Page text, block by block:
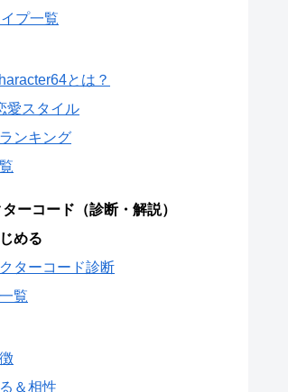
プ一覧
とは？
愛スタイル
ンキング
ーコード（診断・解説）
める
ターコード診断
覧
＆相性